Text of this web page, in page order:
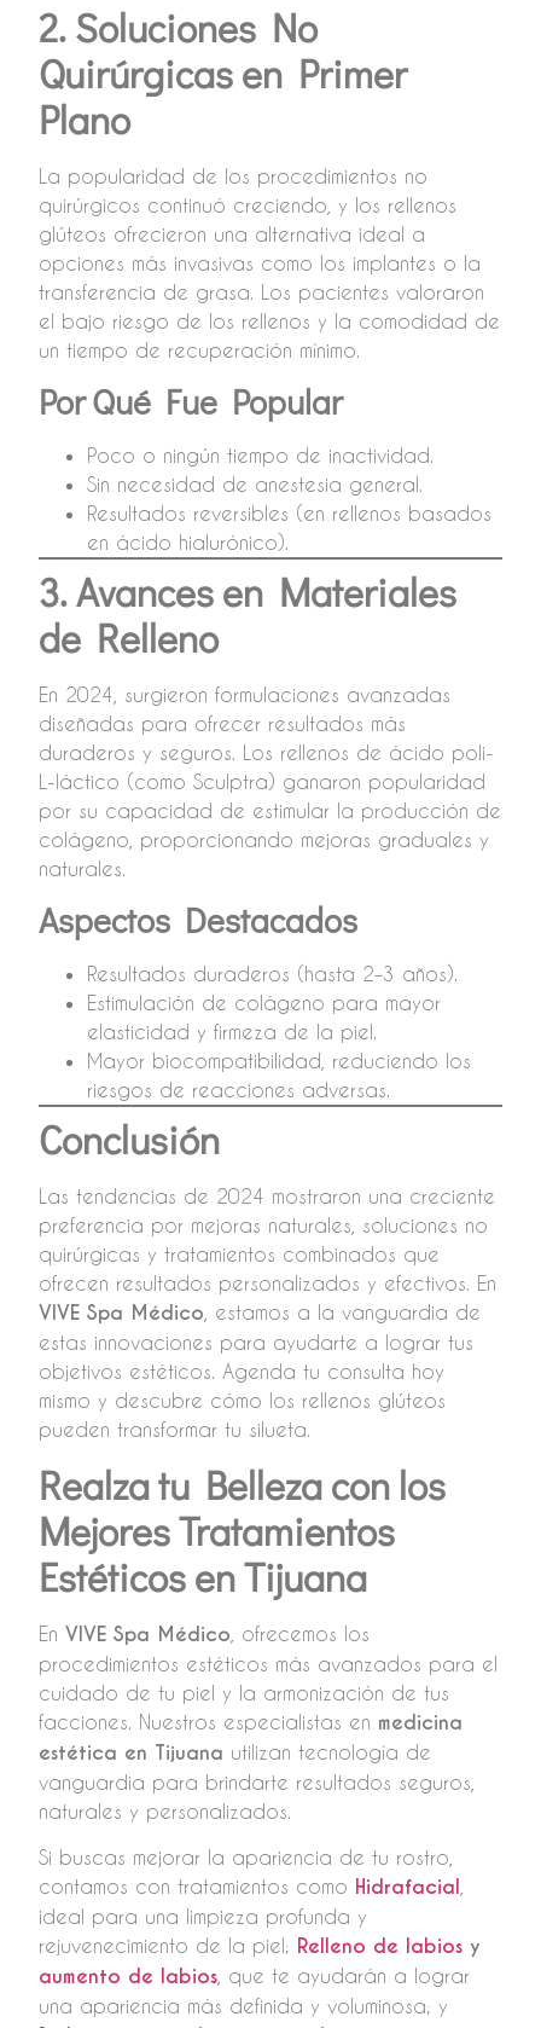
2. Soluciones No
Quirúrgicas en Primer
Plano
La popularidad de los procedimientos no
quirúrgicos continuó creciendo, y los rellenos
glúteos ofrecieron una alternativa ideal a
opciones más invasivas como los implantes o la
transferencia de grasa. Los pacientes valoraron
el bajo riesgo de los rellenos y la comodidad de
un tiempo de recuperación mínimo.
Por Qué Fue Popular
Poco o ningún tiempo de inactividad.
Sin necesidad de anestesia general.
Resultados reversibles (en rellenos basados
en ácido hialurónico).
3. Avances en Materiales
de Relleno
En 2024, surgieron formulaciones avanzadas
diseñadas para ofrecer resultados más
duraderos y seguros. Los rellenos de ácido poli-
L-láctico (como Sculptra) ganaron popularidad
por su capacidad de estimular la producción de
colágeno, proporcionando mejoras graduales y
naturales.
Aspectos Destacados
Resultados duraderos (hasta 2–3 años).
Estimulación de colágeno para mayor
elasticidad y firmeza de la piel.
Mayor biocompatibilidad, reduciendo los
riesgos de reacciones adversas.
Conclusión
Las tendencias de 2024 mostraron una creciente
preferencia por mejoras naturales, soluciones no
quirúrgicas y tratamientos combinados que
ofrecen resultados personalizados y efectivos. En
VIVE Spa Médico , estamos a la vanguardia de
estas innovaciones para ayudarte a lograr tus
objetivos estéticos. Agenda tu consulta hoy
mismo y descubre cómo los rellenos glúteos
pueden transformar tu silueta.
Realza tu Belleza con los
Mejores Tratamientos
Estéticos en Tijuana
En VIVE Spa Médico , ofrecemos los
procedimientos estéticos más avanzados para el
cuidado de tu piel y la armonización de tus
facciones. Nuestros especialistas en medicina
estética en Tijuana utilizan tecnología de
vanguardia para brindarte resultados seguros,
naturales y personalizados.
Si buscas mejorar la apariencia de tu rostro,
contamos con tratamientos como Hidrafacial
ideal para una limpieza profunda y
rejuvenecimiento de la piel; Relleno de labios y
aumento de labios , que te ayudarán a lograr
una apariencia más definida y voluminosa; y